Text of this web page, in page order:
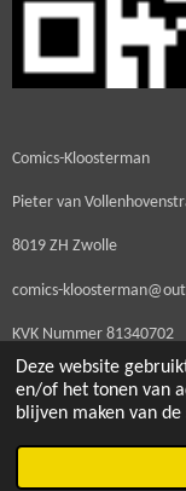
Deze website
en/of het tonen van
blijven maken van
Comics-Kloosterman
Pieter van
8019 ZH Zwolle
comics-
KVK Nummer 81340702
BTW Nummer